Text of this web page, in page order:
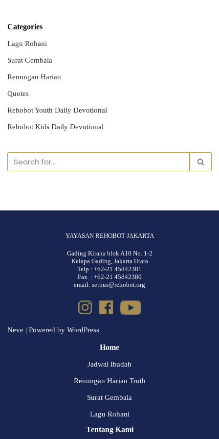
Categories
Lagu Rohani
Surat Gembala
Renungan Harian
Quotes
Rehobot Youth Daily Devotional
Rehobot Kids Daily Devotional
YAYASAN REHOBOT JAKARTA
Gading Kirana blok A10 No. 1-2
Kelapa Gading, Jakarta Utara
Telp : +62-21 45842381
Fax : +62-21 45842380
email: setpus@rehobot.org
Neve | Powered by WordPress
Home
Jadwal Ibadah
Renungan Harian Truth
Surat Gembala
Lagu Rohani
Tentang Kami